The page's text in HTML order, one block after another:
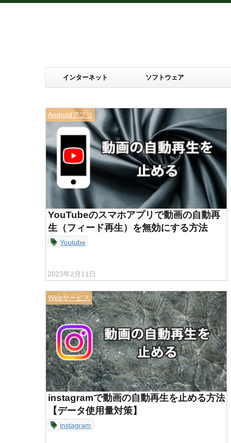
インターネット ソフトウェア
Androidアプリ
YouTubeのスマホアプリで動画の自動再
生（フィード再生）を無効にする方法
Youtube
2023年2月11日
Webサービス
instagramで動画の自動再生を止める方法
【データ使用量対策】
instagram